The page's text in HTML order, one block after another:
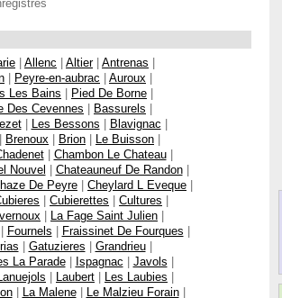
| Allenc | Altier| Antrenas |
| Peyre-en-aubrac | Auroux |
Les Bains | Pied De Borne |
Des Cevennes | Bassurels |
| Les Bessons | Blavignac |
| Brenoux | Brion | Le Buisson |
| Chambon Le Chateau|
Nouvel | Chateauneuf De Randon|
De Peyre | Cheylard L Eveque |
| Cubierettes | Cultures |
| La Fage Saint Julien |
| Fournels | Fraissinet De Fourques |
| Gatuzieres | Grandrieu|
La Parade| Ispagnac | Javols |
| Laubert | Les Laubies |
| La Malene| Le Malzieu Forain|